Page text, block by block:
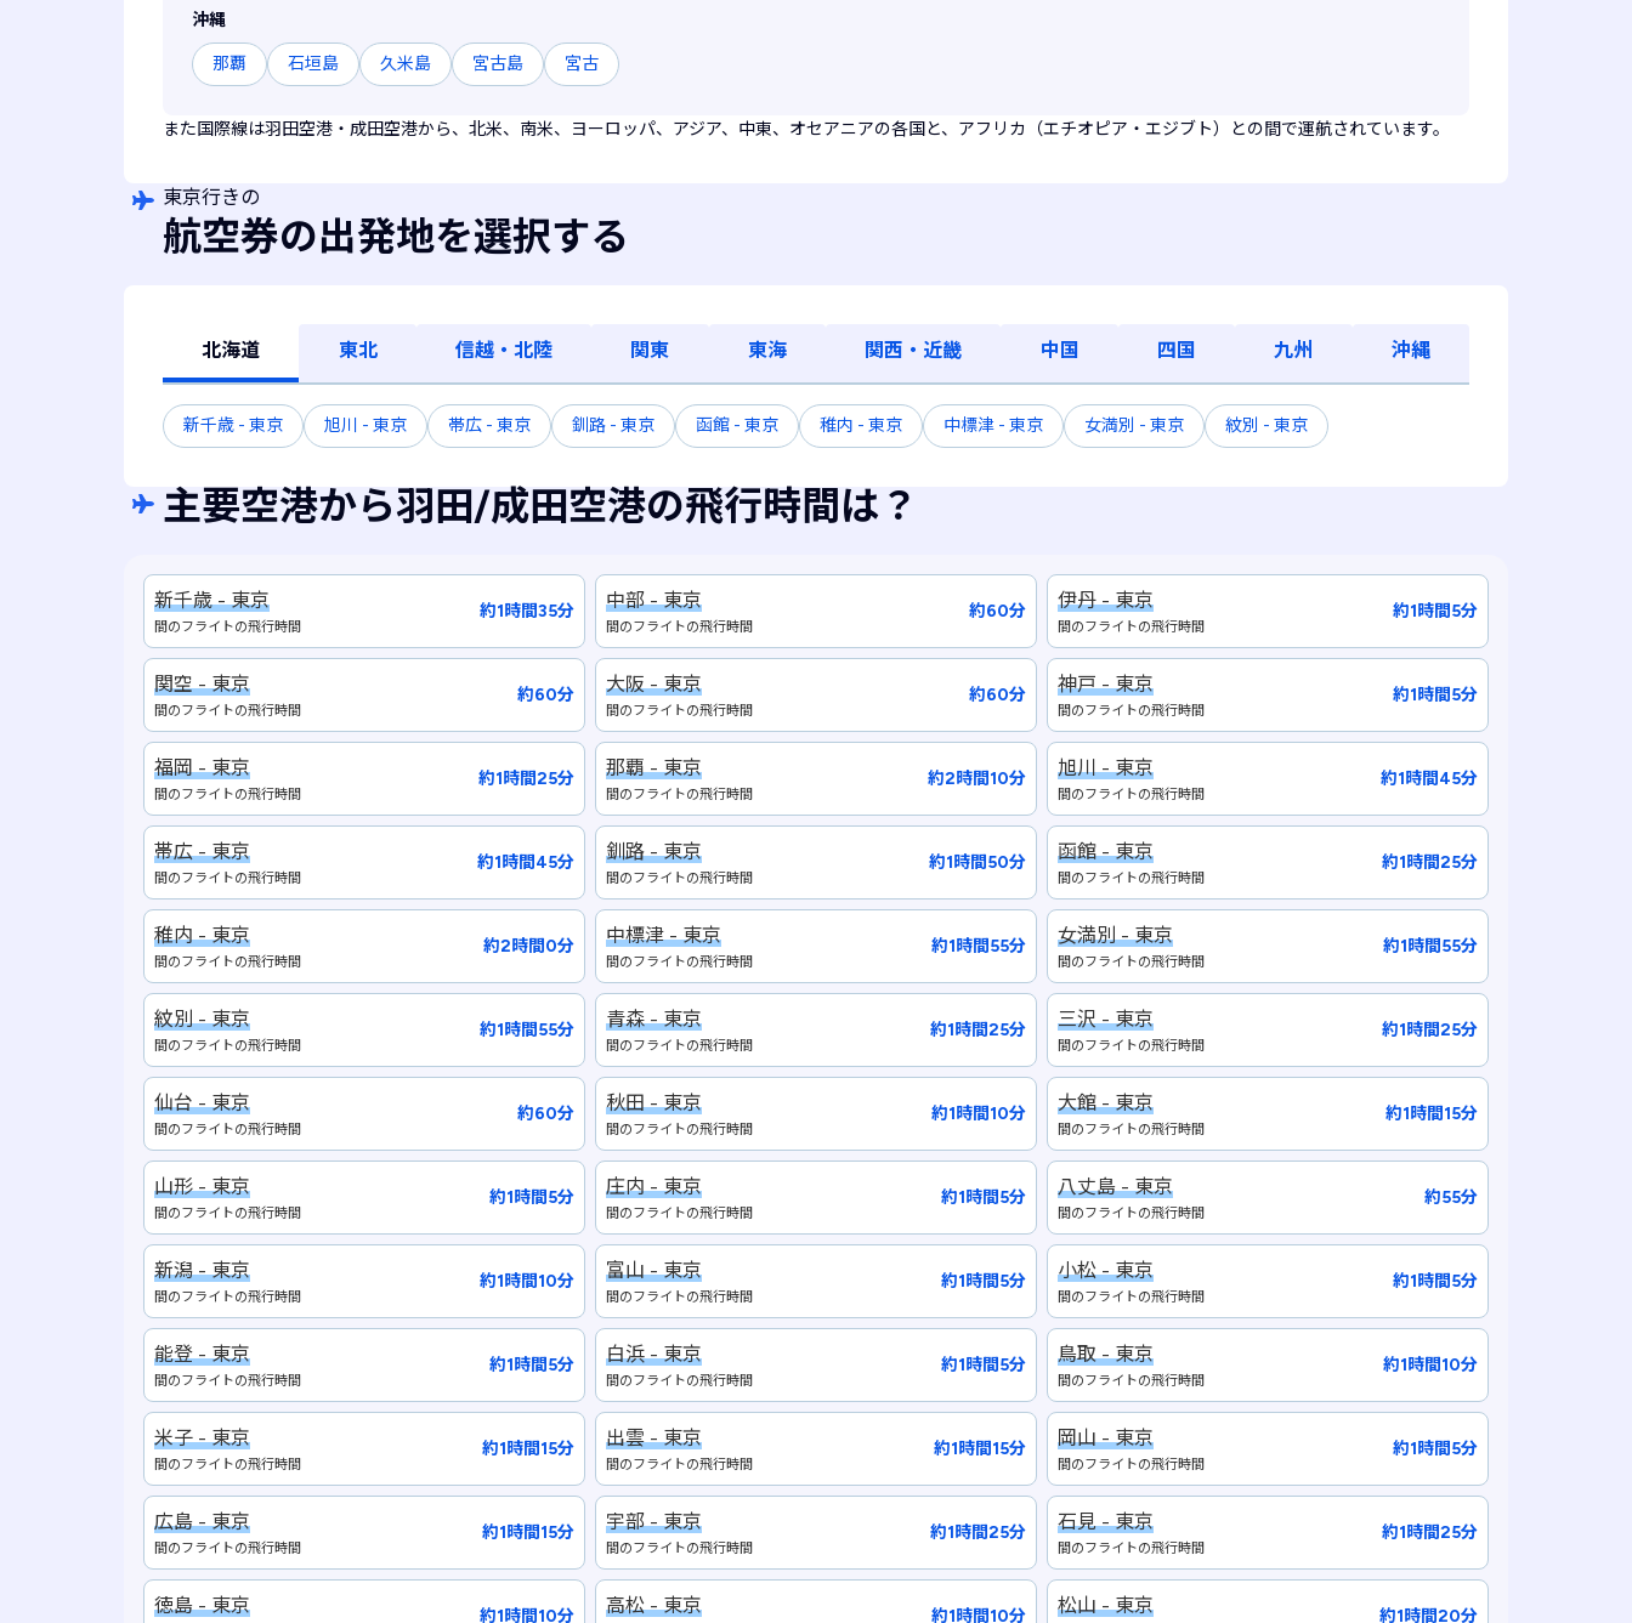
沖縄
那覇 石垣島 久米島 宮古島 宮古
また国際線は羽田空港・成田空港から、北米、南米、ヨーロッパ、アジア、中東、オセアニアの各国と、アフリカ（エチオピア・エジブト）との間で運航されています。
東京行きの
航空券の出発地を選択する
北海道 東北 信越・北陸 関東 東海 関西・近畿 中国 四国 九州 沖縄
新千歳 - 東京 旭川 - 東京 帯広 - 東京 釧路 - 東京 函館 - 東京 稚内 - 東京 中標津 - 東京 女満別 - 東京 紋別 - 東京
主要空港から羽田/成田空港の飛行時間は？
新千歳 - 東京
間のフライトの飛行時間
約1時間35分 中部 - 東京
間のフライトの飛行時間
約60分 伊丹 - 東京
間のフライトの飛行時間
約1時間5分
関空 - 東京
間のフライトの飛行時間
約60分 大阪 - 東京
間のフライトの飛行時間
約60分 神戸 - 東京
間のフライトの飛行時間
約1時間5分
福岡 - 東京
間のフライトの飛行時間
約1時間25分 那覇 - 東京
間のフライトの飛行時間
約2時間10分 旭川 - 東京
間のフライトの飛行時間
約1時間45分
帯広 - 東京
間のフライトの飛行時間
約1時間45分 釧路 - 東京
間のフライトの飛行時間
約1時間50分 函館 - 東京
間のフライトの飛行時間
約1時間25分
稚内 - 東京
間のフライトの飛行時間
約2時間0分 中標津 - 東京
間のフライトの飛行時間
約1時間55分 女満別 - 東京
間のフライトの飛行時間
約1時間55分
紋別 - 東京
間のフライトの飛行時間
約1時間55分 青森 - 東京
間のフライトの飛行時間
約1時間25分 三沢 - 東京
間のフライトの飛行時間
約1時間25分
仙台 - 東京
間のフライトの飛行時間
約60分 秋田 - 東京
間のフライトの飛行時間
約1時間10分 大館 - 東京
間のフライトの飛行時間
約1時間15分
山形 - 東京
間のフライトの飛行時間
約1時間5分 庄内 - 東京
間のフライトの飛行時間
約1時間5分 八丈島 - 東京
間のフライトの飛行時間
約55分
新潟 - 東京
間のフライトの飛行時間
約1時間10分 富山 - 東京
間のフライトの飛行時間
約1時間5分 小松 - 東京
間のフライトの飛行時間
約1時間5分
能登 - 東京
間のフライトの飛行時間
約1時間5分 白浜 - 東京
間のフライトの飛行時間
約1時間5分 鳥取 - 東京
間のフライトの飛行時間
約1時間10分
米子 - 東京
間のフライトの飛行時間
約1時間15分 出雲 - 東京
間のフライトの飛行時間
約1時間15分 岡山 - 東京
間のフライトの飛行時間
約1時間5分
広島 - 東京
間のフライトの飛行時間
約1時間15分 宇部 - 東京
間のフライトの飛行時間
約1時間25分 石見 - 東京
間のフライトの飛行時間
約1時間25分
徳島 - 東京 約1時間10分 高松 - 東京 約1時間10分 松山 - 東京 約1時間20分